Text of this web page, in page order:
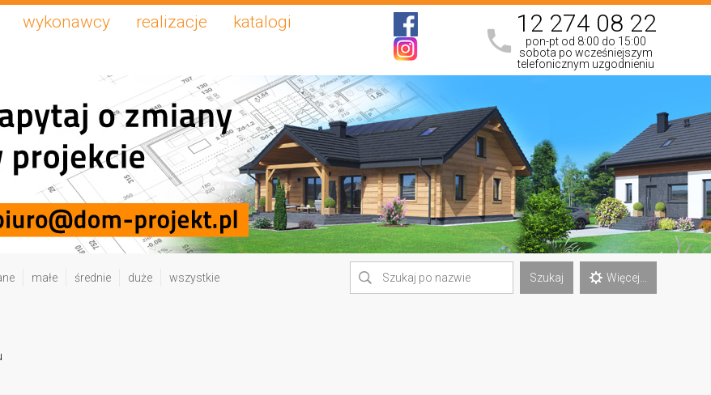
wykonawcy realizacje
katalogi
12 274 08 22
pon-pt od 8:00 do 15:00
sobota po wcześniejszym
telefonicznym uzgodnieniu
małe średnie duże wszystkie Szukaj Więcej...